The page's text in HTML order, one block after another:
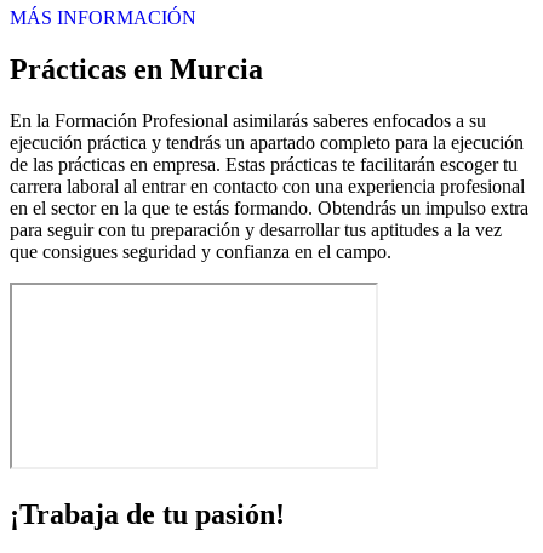
MÁS INFORMACIÓN
Prácticas en Murcia
En la Formación Profesional asimilarás saberes enfocados a su
ejecución práctica y tendrás un apartado completo para la ejecución
de las prácticas en empresa. Estas prácticas te facilitarán escoger tu
carrera laboral al entrar en contacto con una experiencia profesional
en el sector en la que te estás formando. Obtendrás un impulso extra
para seguir con tu preparación y desarrollar tus aptitudes a la vez
que consigues seguridad y confianza en el campo.
¡Trabaja de tu pasión!